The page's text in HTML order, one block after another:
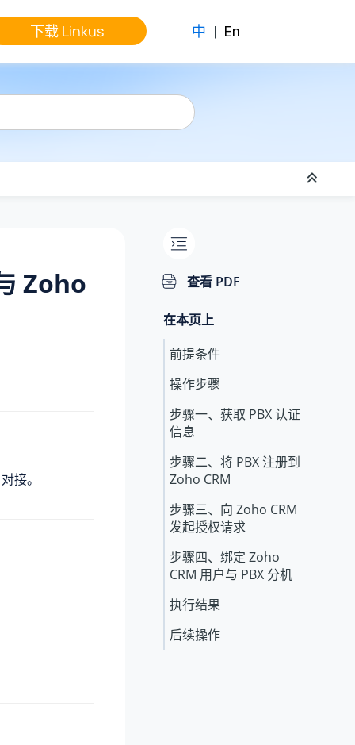
下载 Linkus 中 | En
Zoho
接。
查看 PDF
在本页上
前提条件
操作步骤
步骤一、获取 PBX 认证
信息
步骤二、将 PBX 注册到
Zoho CRM
步骤三、向 Zoho CRM
发起授权请求
步骤四、绑定 Zoho
CRM 用户与 PBX 分机
执行结果
后续操作